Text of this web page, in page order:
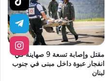
مقتل وإصابة تسعة 9 صهاينة في
انفجار عبوة داخل مبنى في جنوب
لبنان